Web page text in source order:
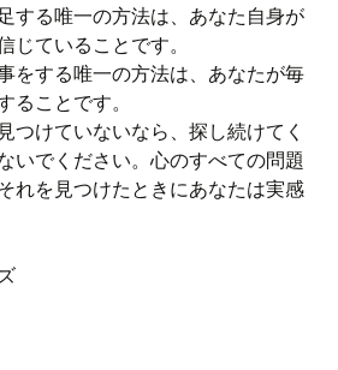
する唯一の方法は、あなた自身が
じていることです。
をする唯一の方法は、あなたが毎
ることです。
つけていないなら、探し続けてく
いでください。心のすべての問題
れを見つけたときにあなたは実感